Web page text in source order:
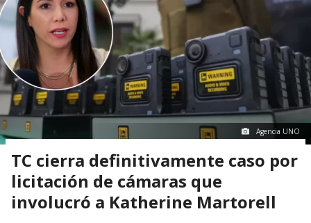
Agencia UNO
TC cierra definitivamente caso por
licitación de cámaras que
involucró a Katherine Martorell